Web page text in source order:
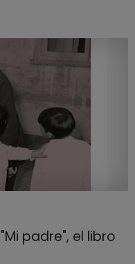
padre", el libro